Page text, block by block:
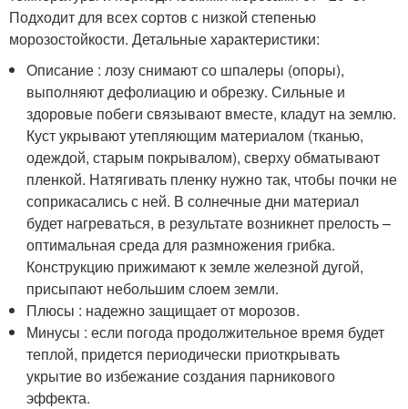
Подходит для всех сортов с низкой степенью
морозостойкости. Детальные характеристики:
Описание : лозу снимают со шпалеры (опоры),
выполняют дефолиацию и обрезку. Сильные и
здоровые побеги связывают вместе, кладут на землю.
Куст укрывают утепляющим материалом (тканью,
одеждой, старым покрывалом), сверху обматывают
пленкой. Натягивать пленку нужно так, чтобы почки не
соприкасались с ней. В солнечные дни материал
будет нагреваться, в результате возникнет прелость –
оптимальная среда для размножения грибка.
Конструкцию прижимают к земле железной дугой,
присыпают небольшим слоем земли.
Плюсы : надежно защищает от морозов.
Минусы : если погода продолжительное время будет
теплой, придется периодически приоткрывать
укрытие во избежание создания парникового
эффекта.